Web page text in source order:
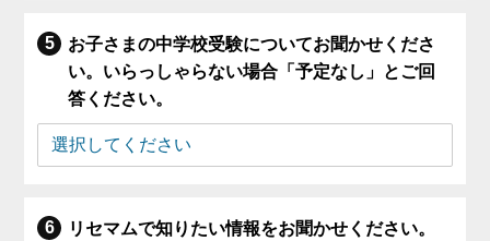
お子さまの中学校受験についてお聞かせくださ
い。いらっしゃらない場合「予定なし」とご回
答ください。
リセマムで知りたい情報をお聞かせください。